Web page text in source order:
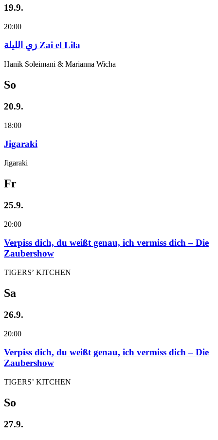
19.9.
20:00
زي‌ اللیلة Zai el Lila
Hanik Soleimani & Marianna Wicha
So
20.9.
18:00
Jigaraki
Jigaraki
Fr
25.9.
20:00
Verpiss dich, du weißt genau, ich vermiss dich – Die
Zaubershow
TIGERS’ KITCHEN
Sa
26.9.
20:00
Verpiss dich, du weißt genau, ich vermiss dich – Die
Zaubershow
TIGERS’ KITCHEN
So
27.9.